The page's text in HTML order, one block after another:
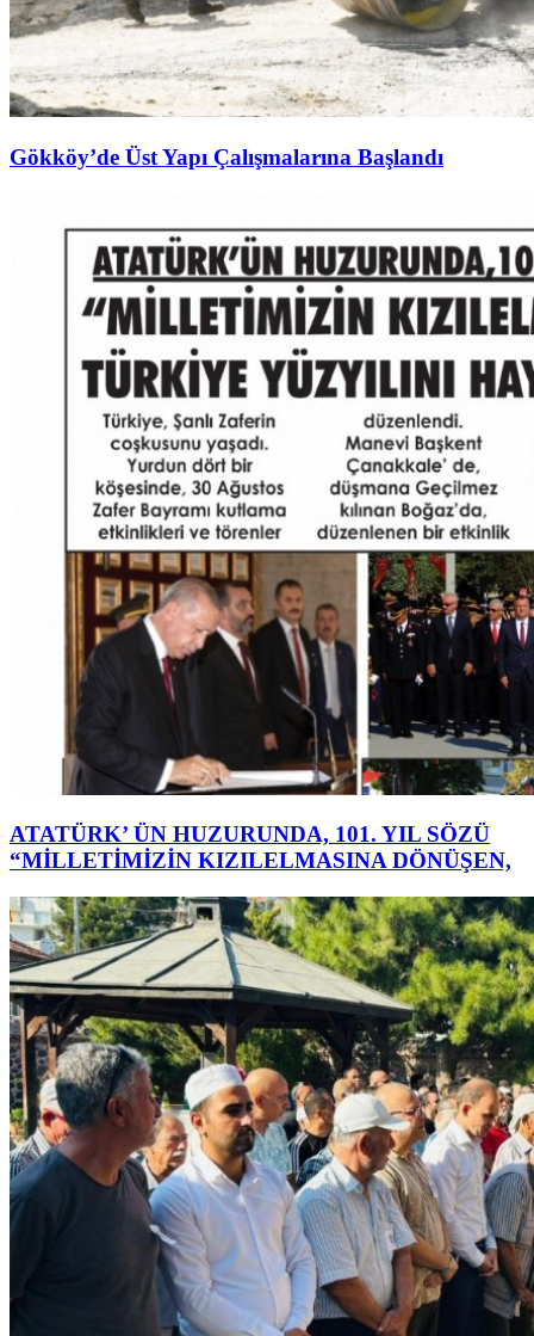
Gökköy’de Üst Yapı Çalışmalarına Başlandı
ATATÜRK’ ÜN HUZURUNDA, 101. YIL SÖZÜ
“MİLLETİMİZİN KIZILELMASINA DÖNÜŞEN,